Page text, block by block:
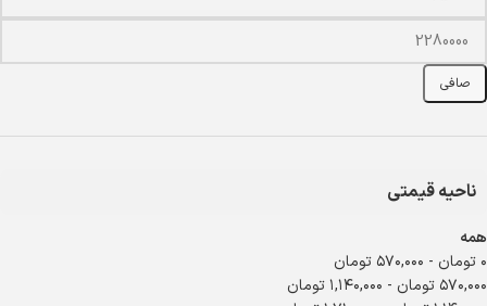
صافی
ناحیه قیمتی
همه
۰ تومان - ۵۷۰,۰۰۰ تومان
۵۷۰,۰۰۰ تومان - ۱,۱۴۰,۰۰۰تومان